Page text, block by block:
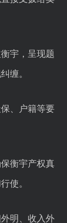
宇，呈现题
缠。
、户籍等要
衡宇产权真
使。
明、收入外